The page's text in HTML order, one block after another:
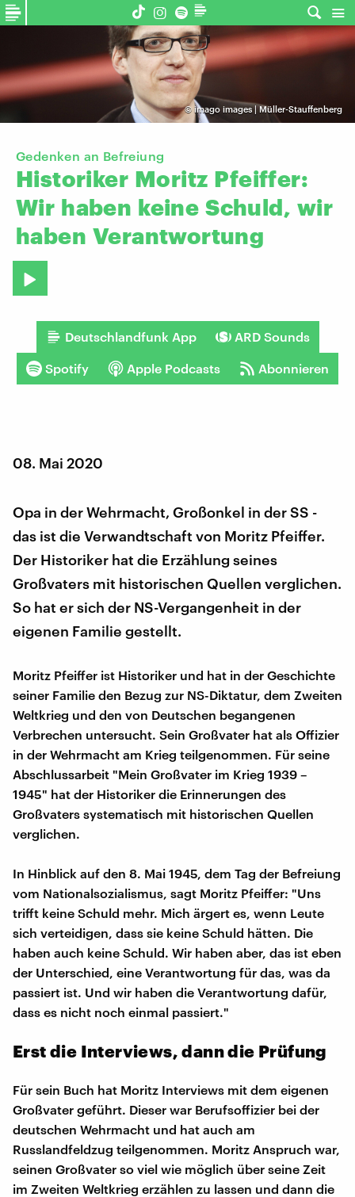
© imago images | Müller-Stauffenberg
Gedenken an Befreiung
Historiker Moritz Pfeiffer:
Wir haben keine Schuld, wir
haben Verantwortung
Deutschlandfunk App ARD Sounds
Spotify Apple Podcasts Abonnieren
08. Mai 2020
Opa in der Wehrmacht, Großonkel in der SS -
das ist die Verwandtschaft von Moritz Pfeiffer.
Der Historiker hat die Erzählung seines
Großvaters mit historischen Quellen verglichen.
So hat er sich der NS-Vergangenheit in der
eigenen Familie gestellt.
Moritz Pfeiffer ist Historiker und hat in der Geschichte
seiner Familie den Bezug zur NS-Diktatur, dem Zweiten
Weltkrieg und den von Deutschen begangenen
Verbrechen untersucht. Sein Großvater hat als Offizier
in der Wehrmacht am Krieg teilgenommen. Für seine
Abschlussarbeit "Mein Großvater im Krieg 1939 –
1945" hat der Historiker die Erinnerungen des
Großvaters systematisch mit historischen Quellen
verglichen.
In Hinblick auf den 8. Mai 1945, dem Tag der Befreiung
vom Nationalsozialismus, sagt Moritz Pfeiffer: "Uns
trifft keine Schuld mehr. Mich ärgert es, wenn Leute
sich verteidigen, dass sie keine Schuld hätten. Die
haben auch keine Schuld. Wir haben aber, das ist eben
der Unterschied, eine Verantwortung für das, was da
passiert ist. Und wir haben die Verantwortung dafür,
dass es nicht noch einmal passiert."
Erst die Interviews, dann die Prüfung
Für sein Buch hat Moritz Interviews mit dem eigenen
Großvater geführt. Dieser war Berufsoffizier bei der
deutschen Wehrmacht und hat auch am
Russlandfeldzug teilgenommen. Moritz Anspruch war,
seinen Großvater so viel wie möglich über seine Zeit
im Zweiten Weltkrieg erzählen zu lassen und dann die